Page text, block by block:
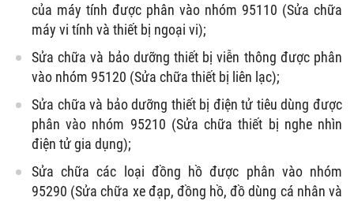
của máy tính được phân vào nhóm 95110 (Sửa chữa
máy vi tính và thiết bị ngoại vi);
Sửa chữa và bảo dưỡng thiết bị viễn thông được phân
vào nhóm 95120 (Sửa chữa thiết bị liên lạc);
Sửa chữa và bảo dưỡng thiết bị điện tử tiêu dùng được
phân vào nhóm 95210 (Sửa chữa thiết bị nghe nhìn
điện tử gia dụng);
Sửa chữa các loại đồng hồ được phân vào nhóm
95290 (Sửa chữa xe đạp, đồng hồ, đồ dùng cá nhân và